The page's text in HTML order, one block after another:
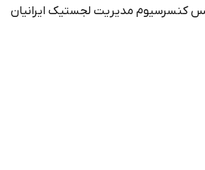
كنسرسيوم مديريت لجستيك ايرانيان